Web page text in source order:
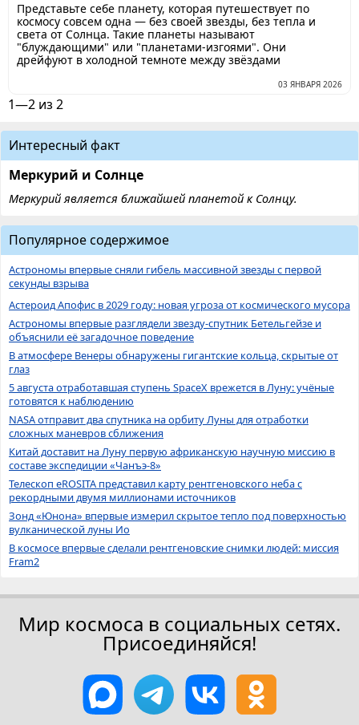
Представьте себе планету, которая путешествует по
космосу совсем одна — без своей звезды, без тепла и
света от Солнца. Такие планеты называют
"блуждающими" или "планетами-изгоями". Они
дрейфуют в холодной темноте между звёздами
03 ЯНВАРЯ 2026
1—2 из 2
Интересный факт
Меркурий и Солнце
Меркурий является ближайшей планетой к Солнцу.
Популярное содержимое
Астрономы впервые сняли гибель массивной звезды с первой
секунды взрыва
Астероид Апофис в 2029 году: новая угроза от космического мусора
Астрономы впервые разглядели звезду-спутник Бетельгейзе и
объяснили её загадочное поведение
В атмосфере Венеры обнаружены гигантские кольца, скрытые от
глаз
5 августа отработавшая ступень SpaceX врежется в Луну: учёные
готовятся к наблюдению
NASA отправит два спутника на орбиту Луны для отработки
сложных маневров сближения
Китай доставит на Луну первую африканскую научную миссию в
составе экспедиции «Чанъэ-8»
Телескоп eROSITA представил карту рентгеновского неба с
рекордными двумя миллионами источников
Зонд «Юнона» впервые измерил скрытое тепло под поверхностью
вулканической луны Ио
В космосе впервые сделали рентгеновские снимки людей: миссия
Fram2
Мир космоса в социальных сетях.
Присоединяйся!